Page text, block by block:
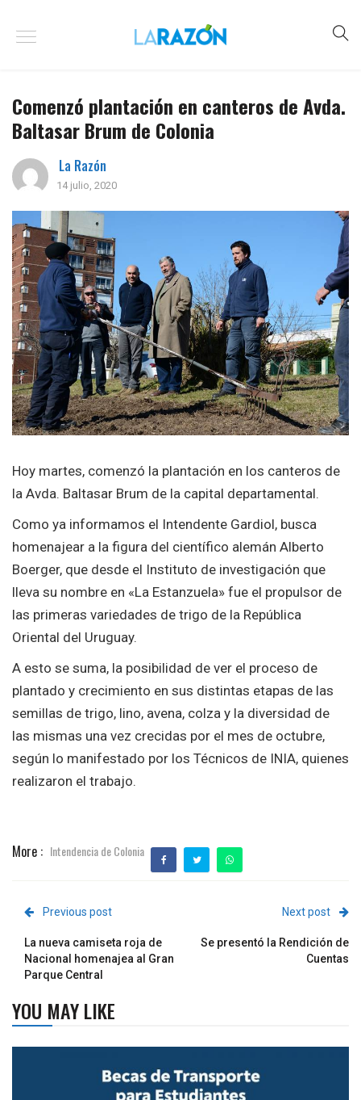
Comenzó plantación en canteros de Avda.
Baltasar Brum de Colonia
La Razón
14 julio, 2020
Hoy martes, comenzó la plantación en los canteros de
la Avda. Baltasar Brum de la capital departamental.
Como ya informamos el Intendente Gardiol, busca
homenajear a la figura del científico alemán Alberto
Boerger, que desde el Instituto de investigación que
lleva su nombre en «La Estanzuela» fue el propulsor de
las primeras variedades de trigo de la República
Oriental del Uruguay.
A esto se suma, la posibilidad de ver el proceso de
plantado y crecimiento en sus distintas etapas de las
semillas de trigo, lino, avena, colza y la diversidad de
las mismas una vez crecidas por el mes de octubre,
según lo manifestado por los Técnicos de INIA, quienes
realizaron el trabajo.
More : Intendencia de Colonia
Previous post
La nueva camiseta roja de
Nacional homenajea al Gran
Parque Central
Next post
Se presentó la Rendición de
Cuentas
YOU MAY LIKE